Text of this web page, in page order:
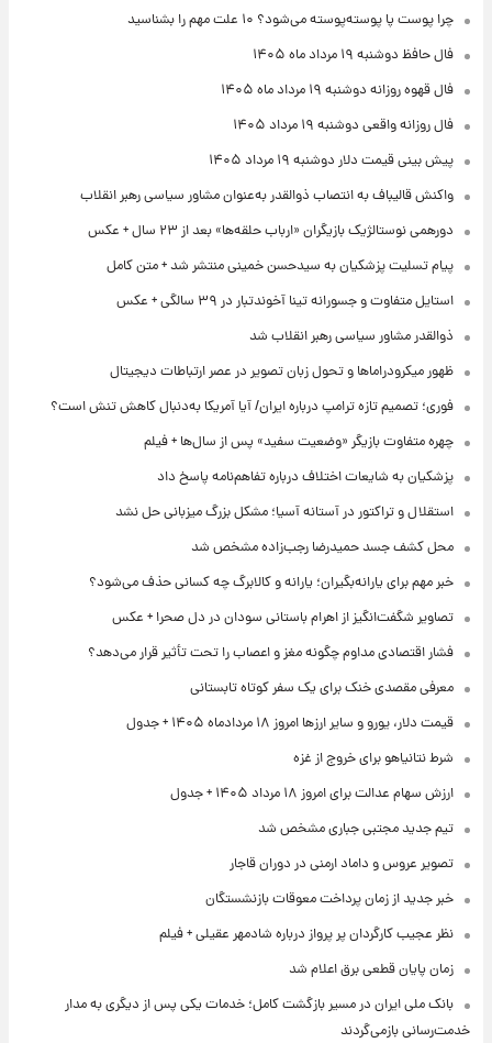
چرا پوست پا پوسته‌پوسته می‌شود؟ ۱۰ علت مهم را بشناسید
فال حافظ دوشنبه ۱۹ مرداد ماه ۱۴۰۵
فال قهوه روزانه دوشنبه ۱۹ مرداد ماه ۱۴۰۵
فال روزانه واقعی دوشنبه ۱۹ مرداد ۱۴۰۵
پیش‌ بینی قیمت دلار دوشنبه ۱۹ مرداد ۱۴۰۵
واکنش قالیباف به انتصاب ذوالقدر به‌عنوان مشاور سیاسی رهبر انقلاب
دورهمی نوستالژیک بازیگران «ارباب حلقه‌ها» بعد از ۲۳ سال + عکس
پیام تسلیت پزشکیان به سیدحسن خمینی منتشر شد + متن کامل
استایل متفاوت و جسورانه تینا آخوندتبار در ۳۹ سالگی + عکس
ذوالقدر مشاور سیاسی رهبر انقلاب شد
ظهور میکرودراماها و تحول زبان تصویر در عصر ارتباطات دیجیتال
فوری؛ تصمیم تازه ترامپ درباره ایران/ آیا آمریکا به‌دنبال کاهش تنش است؟
چهره متفاوت بازیگر «وضعیت سفید» پس از سال‌ها + فیلم
پزشکیان به شایعات اختلاف درباره تفاهم‌نامه پاسخ داد
استقلال و تراکتور در آستانه آسیا؛ مشکل بزرگ میزبانی حل نشد
محل کشف جسد حمیدرضا رجب‌زاده مشخص شد
خبر مهم برای یارانه‌بگیران؛ یارانه و کالابرگ چه کسانی حذف می‌شود؟
تصاویر شگفت‌انگیز از اهرام باستانی سودان در دل صحرا + عکس
فشار اقتصادی مداوم چگونه مغز و اعصاب را تحت تأثیر قرار می‌دهد؟
معرفی مقصدی خنک برای یک سفر کوتاه تابستانی
قیمت دلار، یورو و سایر ارزها امروز ۱۸ مردادماه ۱۴۰۵ + جدول
شرط نتانیاهو برای خروج از غزه
ارزش سهام عدالت برای امروز ۱۸ مرداد ۱۴۰۵ + جدول
تیم جدید مجتبی جباری مشخص شد
تصویر عروس و داماد ارمنی در دوران قاجار
خبر جدید از زمان پرداخت معوقات بازنشستگان
نظر عجیب کارگردان پر پرواز درباره شادمهر عقیلی + فیلم
زمان پایان قطعی برق اعلام شد
بانک ملی ایران در مسیر بازگشت کامل؛ خدمات یکی پس از دیگری به مدار
خدمت‌رسانی بازمی‌گردند